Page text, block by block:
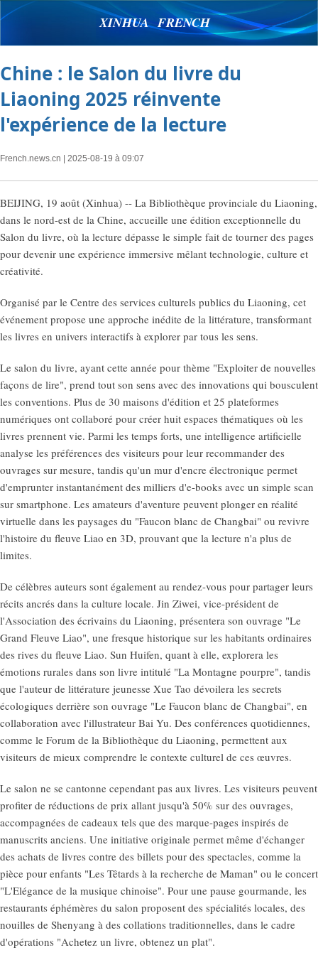
XINHUA FRENCH
Chine : le Salon du livre du
Liaoning 2025 réinvente
l'expérience de la lecture
French.news.cn | 2025-08-19 à 09:07
BEIJING, 19 août (Xinhua) -- La Bibliothèque provinciale du Liaoning,
dans le nord-est de la Chine, accueille une édition exceptionnelle du
Salon du livre, où la lecture dépasse le simple fait de tourner des pages
pour devenir une expérience immersive mêlant technologie, culture et
créativité.
Organisé par le Centre des services culturels publics du Liaoning, cet
événement propose une approche inédite de la littérature, transformant
les livres en univers interactifs à explorer par tous les sens.
Le salon du livre, ayant cette année pour thème "Exploiter de nouvelles
façons de lire", prend tout son sens avec des innovations qui bousculent
les conventions. Plus de 30 maisons d'édition et 25 plateformes
numériques ont collaboré pour créer huit espaces thématiques où les
livres prennent vie. Parmi les temps forts, une intelligence artificielle
analyse les préférences des visiteurs pour leur recommander des
ouvrages sur mesure, tandis qu'un mur d'encre électronique permet
d'emprunter instantanément des milliers d'e-books avec un simple scan
sur smartphone. Les amateurs d'aventure peuvent plonger en réalité
virtuelle dans les paysages du "Faucon blanc de Changbai" ou revivre
l'histoire du fleuve Liao en 3D, prouvant que la lecture n'a plus de
limites.
De célèbres auteurs sont également au rendez-vous pour partager leurs
récits ancrés dans la culture locale. Jin Ziwei, vice-président de
l'Association des écrivains du Liaoning, présentera son ouvrage "Le
Grand Fleuve Liao", une fresque historique sur les habitants ordinaires
des rives du fleuve Liao. Sun Huifen, quant à elle, explorera les
émotions rurales dans son livre intitulé "La Montagne pourpre", tandis
que l'auteur de littérature jeunesse Xue Tao dévoilera les secrets
écologiques derrière son ouvrage "Le Faucon blanc de Changbai", en
collaboration avec l'illustrateur Bai Yu. Des conférences quotidiennes,
comme le Forum de la Bibliothèque du Liaoning, permettent aux
visiteurs de mieux comprendre le contexte culturel de ces œuvres.
Le salon ne se cantonne cependant pas aux livres. Les visiteurs peuvent
profiter de réductions de prix allant jusqu'à 50% sur des ouvrages,
accompagnées de cadeaux tels que des marque-pages inspirés de
manuscrits anciens. Une initiative originale permet même d'échanger
des achats de livres contre des billets pour des spectacles, comme la
pièce pour enfants "Les Têtards à la recherche de Maman" ou le concert
"L'Elégance de la musique chinoise". Pour une pause gourmande, les
restaurants éphémères du salon proposent des spécialités locales, des
nouilles de Shenyang à des collations traditionnelles, dans le cadre
d'opérations "Achetez un livre, obtenez un plat".